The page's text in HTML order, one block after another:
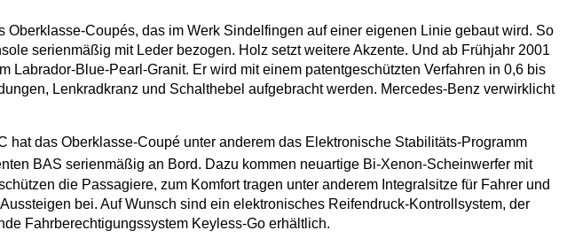
Coupés, das im Werk Sindelfingen auf einer eigenen Linie gebaut wird. So
serienmäßig mit Leder bezogen. Holz setzt weitere Akzente. Und ab Frühjahr 2001
Blue-Pearl-Granit. Er wird mit einem patentgeschützten Verfahren in 0,6 bis
Lenkradkranz und Schalthebel aufgebracht werden. Mercedes-Benz verwirklicht
das Oberklasse-Coupé unter anderem das Elektronische Stabilitäts-Programm
BAS serienmäßig an Bord. Dazu kommen neuartige Bi-Xenon-Scheinwerfer mit
die Passagiere, zum Komfort tragen unter anderem Integralsitze für Fahrer und
bei. Auf Wunsch sind ein elektronisches Reifendruck-Kontrollsystem, der
Fahrberechtigungssystem Keyless-Go erhältlich.